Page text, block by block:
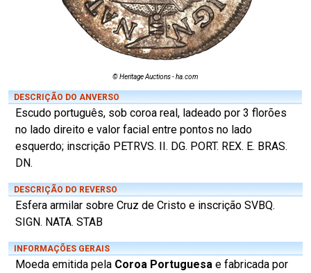
© Heritage Auctions - ha.com
DESCRIÇÃO DO ANVERSO
Escudo português, sob coroa real, ladeado por 3 florões
no lado direito e valor facial entre pontos no lado
esquerdo; inscrição PETRVS. II. DG. PORT. REX. E. BRAS.
DN.
DESCRIÇÃO DO REVERSO
Esfera armilar sobre Cruz de Cristo e inscrição SVBQ.
SIGN. NATA. STAB
INFORMAÇÕES GERAIS
Moeda emitida pela Coroa Portuguesa e fabricada por